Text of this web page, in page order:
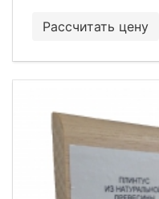
Рассчитать цену